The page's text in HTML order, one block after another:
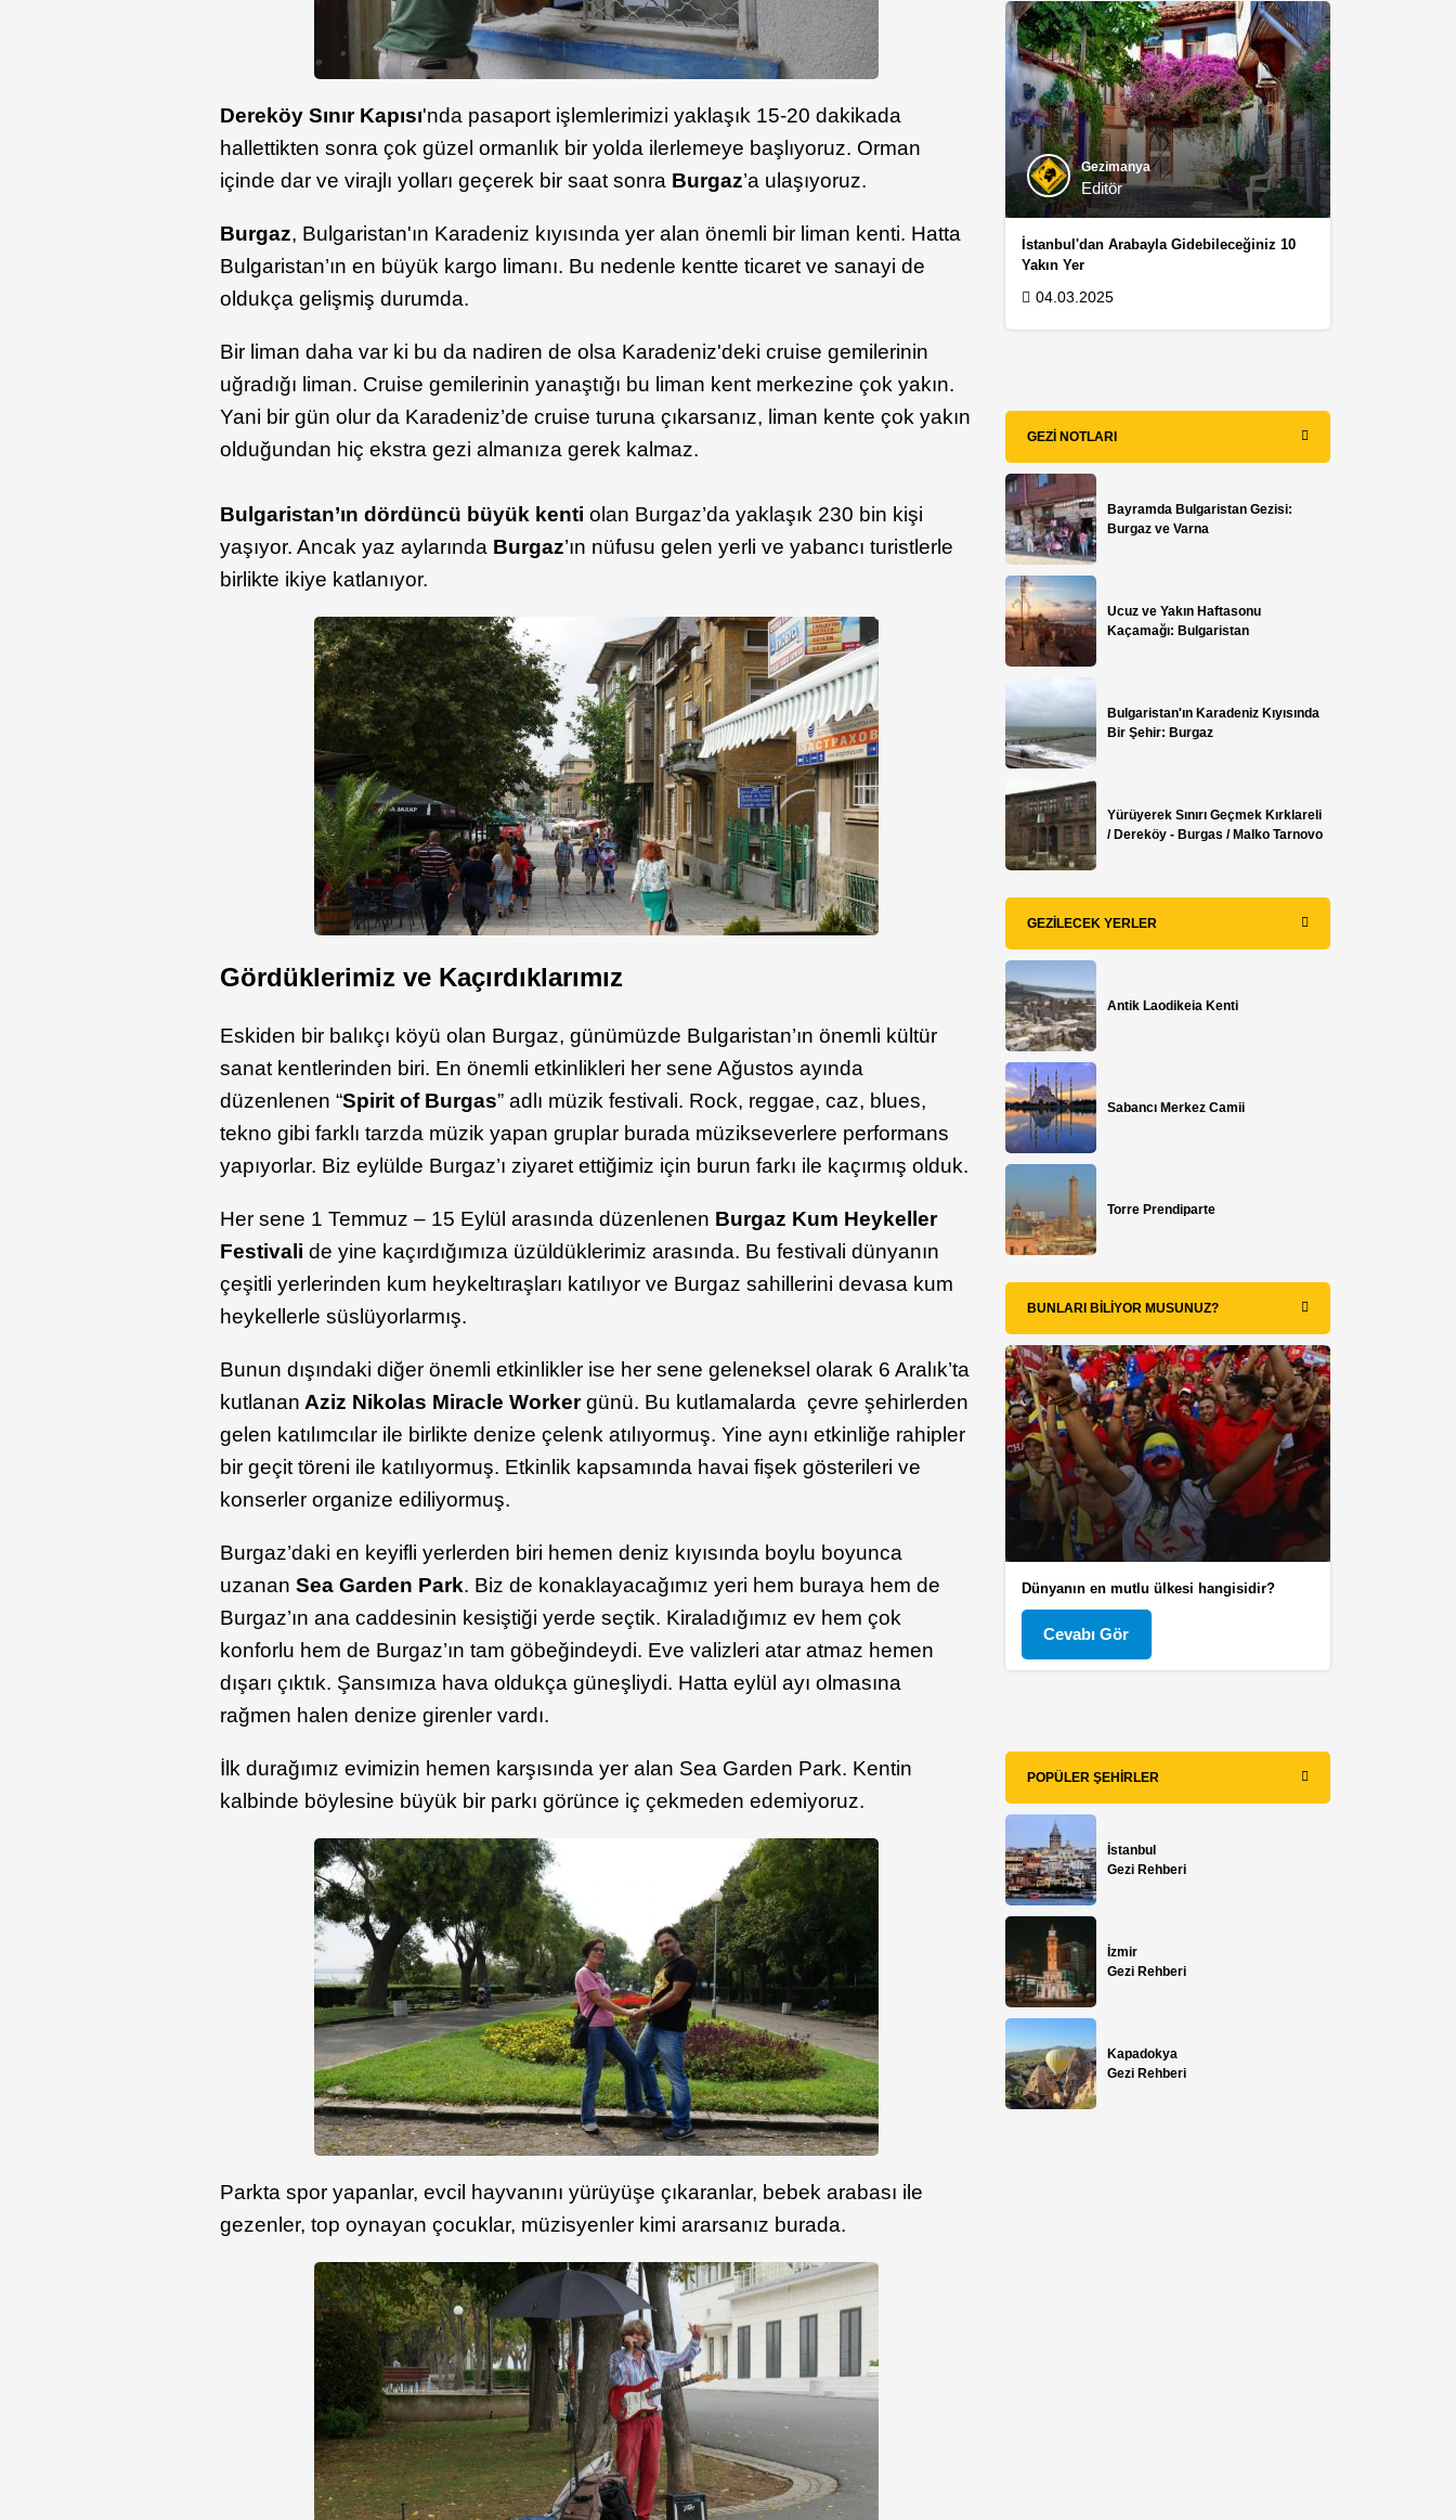
Dereköy Sınır Kapısı'nda pasaport işlemlerimizi yaklaşık 15-20 dakikada
hallettikten sonra çok güzel ormanlık bir yolda ilerlemeye başlıyoruz. Orman
içinde dar ve virajlı yolları geçerek bir saat sonra Burgaz’a ulaşıyoruz.
Burgaz, Bulgaristan'ın Karadeniz kıyısında yer alan önemli bir liman kenti. Hatta
Bulgaristan’ın en büyük kargo limanı. Bu nedenle kentte ticaret ve sanayi de
oldukça gelişmiş durumda.
Bir liman daha var ki bu da nadiren de olsa Karadeniz'deki cruise gemilerinin
uğradığı liman. Cruise gemilerinin yanaştığı bu liman kent merkezine çok yakın.
Yani bir gün olur da Karadeniz’de cruise turuna çıkarsanız, liman kente çok yakın
olduğundan hiç ekstra gezi almanıza gerek kalmaz.
Bulgaristan’ın dördüncü büyük kentiolan Burgaz’da yaklaşık 230 bin kişi
yaşıyor. Ancak yaz aylarında Burgaz’ın nüfusu gelen yerli ve yabancı turistlerle
birlikte ikiye katlanıyor.
Gördüklerimiz ve Kaçırdıklarımız
Eskiden bir balıkçı köyü olan Burgaz, günümüzde Bulgaristan’ın önemli kültür
sanat kentlerinden biri. En önemli etkinlikleri her sene Ağustos ayında
düzenlenen “Spirit of Burgas” adlı müzik festivali. Rock, reggae, caz, blues,
tekno gibi farklı tarzda müzik yapan gruplar burada müzikseverlere performans
yapıyorlar. Biz eylülde Burgaz’ı ziyaret ettiğimiz için burun farkı ile kaçırmış olduk.
Her sene 1 Temmuz – 15 Eylül arasında düzenlenen Burgaz Kum Heykeller
Festivali de yine kaçırdığımıza üzüldüklerimiz arasında. Bu festivali dünyanın
çeşitli yerlerinden kum heykeltıraşları katılıyor ve Burgaz sahillerini devasa kum
heykellerle süslüyorlarmış.
Bunun dışındaki diğer önemli etkinlikler ise her sene geleneksel olarak 6 Aralık’ta
kutlanan Aziz Nikolas Miracle Workergünü. Bu kutlamalarda çevre şehirlerden
gelen katılımcılar ile birlikte denize çelenk atılıyormuş. Yine aynı etkinliğe rahipler
bir geçit töreni ile katılıyormuş. Etkinlik kapsamında havai fişek gösterileri ve
konserler organize ediliyormuş.
Burgaz’daki en keyifli yerlerden biri hemen deniz kıyısında boylu boyunca
uzananSea Garden Park. Biz de konaklayacağımız yeri hem buraya hem de
Burgaz’ın ana caddesinin kesiştiği yerde seçtik. Kiraladığımız ev hem çok
konforlu hem de Burgaz’ın tam göbeğindeydi. Eve valizleri atar atmaz hemen
dışarı çıktık. Şansımıza hava oldukça güneşliydi. Hatta eylül ayı olmasına
rağmen halen denize girenler vardı.
İlk durağımız evimizin hemen karşısında yer alan Sea Garden Park. Kentin
kalbinde böylesine büyük bir parkı görünce iç çekmeden edemiyoruz.
Parkta spor yapanlar, evcil hayvanını yürüyüşe çıkaranlar, bebek arabası ile
gezenler, top oynayan çocuklar, müzisyenler kimi ararsanız burada.
Gezimanya
Editör
İstanbul'dan Arabayla Gidebileceğiniz 10
Yakın Yer
04.03.2025
GEZI NOTLARI
Bayramda Bulgaristan Gezisi:
Burgaz ve Varna
Ucuz ve Yakın Haftasonu
Kaçamağı: Bulgaristan
Bulgaristan'ın Karadeniz Kıyısında
Bir Şehir: Burgaz
Yürüyerek Sınırı Geçmek Kırklareli
/ Dereköy - Burgas / Malko Tarnovo
GEZILECEK YERLER
Antik Laodikeia Kenti
Sabancı Merkez Camii
Torre Prendiparte
BUNLARI BILIYOR MUSUNUZ?
Dünyanın en mutlu ülkesi hangisidir?
Cevabı Gör
POPÜLER ŞEHIRLER
İstanbul
Gezi Rehberi
İzmir
Gezi Rehberi
Kapadokya
Gezi Rehberi